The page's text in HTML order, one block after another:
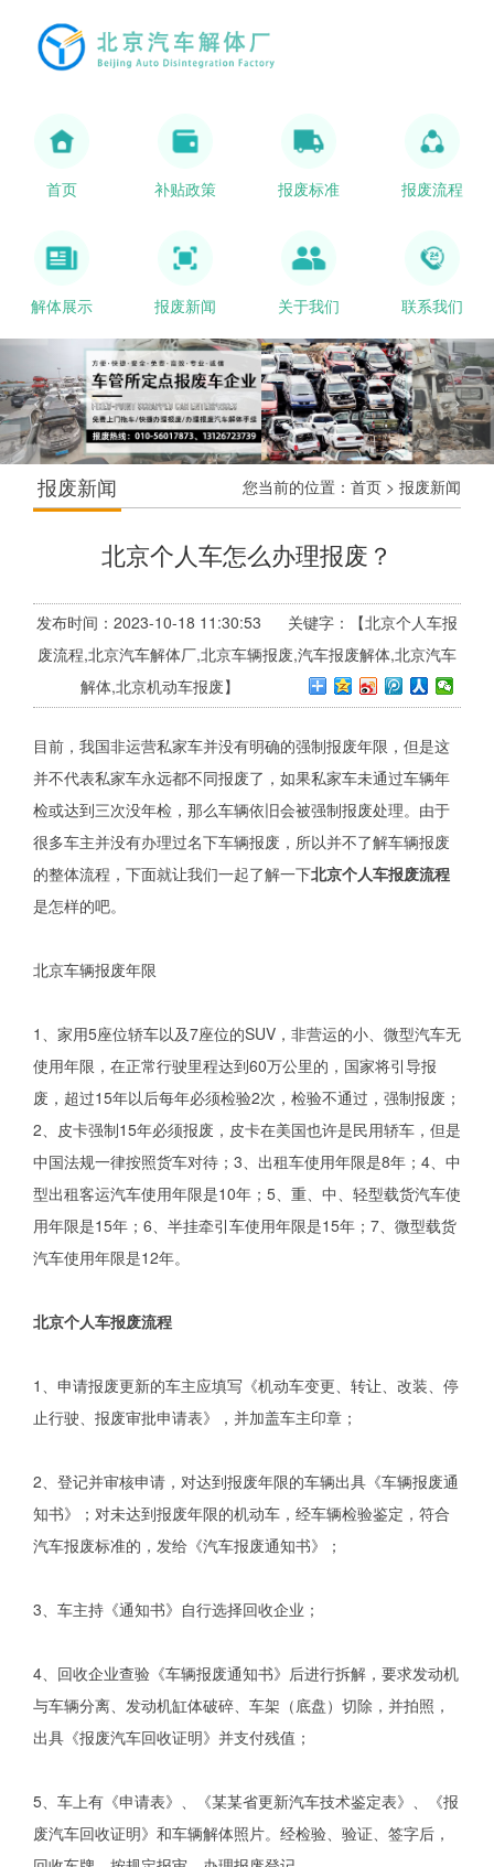
首页 补贴政策 报废标准 报废流程
解体展示 报废新闻 关于我们 联系我们
报废新闻 您当前的位置： 首页 > 报废新闻
北京个人车怎么办理报废？
发布时间：2023-10-18 11:30:53 关键字：【北京个人车报
废流程,北京汽车解体厂,北京车辆报废,汽车报废解体,北京汽车
解体,北京机动车报废】
目前，我国非运营私家车并没有明确的强制报废年限，但是这
并不代表私家车永远都不同报废了，如果私家车未通过车辆年
检或达到三次没年检，那么车辆依旧会被强制报废处理。由于
很多车主并没有办理过名下车辆报废，所以并不了解车辆报废
的整体流程，下面就让我们一起了解一下北京个人车报废流程
是怎样的吧。
北京车辆报废年限
1、家用5座位轿车以及7座位的SUV，非营运的小、微型汽车无
使用年限，在正常行驶里程达到60万公里的，国家将引导报
废，超过15年以后每年必须检验2次，检验不通过，强制报废；
2、皮卡强制15年必须报废，皮卡在美国也许是民用轿车，但是
中国法规一律按照货车对待；3、出租车使用年限是8年；4、中
型出租客运汽车使用年限是10年；5、重、中、轻型载货汽车使
用年限是15年；6、半挂牵引车使用年限是15年；7、微型载货
汽车使用年限是12年。
北京个人车报废流程
1、申请报废更新的车主应填写《机动车变更、转让、改装、停
止行驶、报废审批申请表》，并加盖车主印章；
2、登记并审核申请，对达到报废年限的车辆出具《车辆报废通
知书》；对未达到报废年限的机动车，经车辆检验鉴定，符合
汽车报废标准的，发给《汽车报废通知书》；
3、车主持《通知书》自行选择回收企业；
4、回收企业查验《车辆报废通知书》后进行拆解，要求发动机
与车辆分离、发动机缸体破碎、车架（底盘）切除，并拍照，
出具《报废汽车回收证明》并支付残值；
5、车上有《申请表》、《某某省更新汽车技术鉴定表》、《报
废汽车回收证明》和车辆解体照片。经检验、验证、签字后，